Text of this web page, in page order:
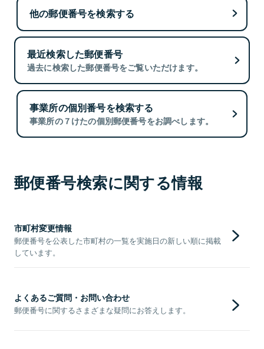
他の郵便番号を検索する
最近検索した郵便番号
過去に検索した郵便番号をご覧いただけます。
事業所の個別番号を検索する
事業所の７けたの個別郵便番号をお調べします。
郵便番号検索に関する情報
市町村変更情報
郵便番号を公表した市町村の一覧を実施日の新しい順に掲載
しています。
よくあるご質問・お問い合わせ
郵便番号に関するさまざまな疑問にお答えします。